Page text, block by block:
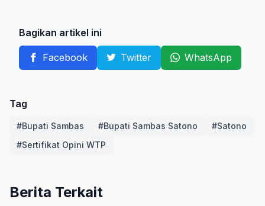
Bagikan artikel ini
Facebook Twitter WhatsApp
Tag
#Bupati Sambas #Bupati Sambas Satono
#Satono
#Sertifikat Opini WTP
Berita Terkait